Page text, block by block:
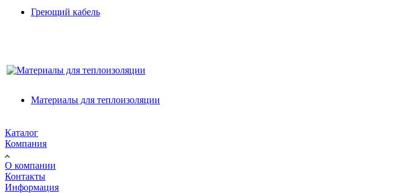
Греющий кабель
Материалы для теплоизоляции
Каталог
Компания
О компании
Контакты
Информация